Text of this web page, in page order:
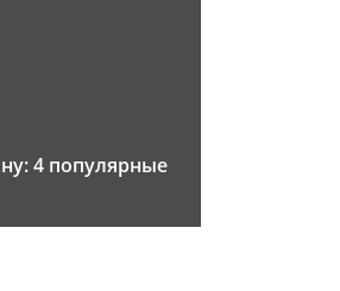
4 популярные